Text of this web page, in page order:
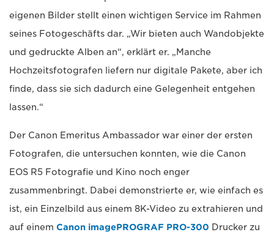
eigenen Bilder stellt einen wichtigen Service im Rahmen
seines Fotogeschäfts dar. „Wir bieten auch Wandobjekte
und gedruckte Alben an“, erklärt er. „Manche
Hochzeitsfotografen liefern nur digitale Pakete, aber ich
finde, dass sie sich dadurch eine Gelegenheit entgehen
lassen.“
Der Canon Emeritus Ambassador war einer der ersten
Fotografen, die untersuchen konnten, wie die Canon
EOS R5 Fotografie und Kino noch enger
zusammenbringt. Dabei demonstrierte er, wie einfach es
ist, ein Einzelbild aus einem 8K-Video zu extrahieren und
auf einem Canon imagePROGRAF PRO-300 Drucker zu